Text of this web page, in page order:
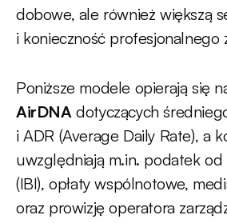
dobowe, ale również większą
i konieczność profesjonalnego
Poniższe modele opierają się
AirDNA dotyczących
i ADR (Average Daily Rate), a
uwzględniają m.in. podatek
(IBI), opłaty wspólnotowe,
oraz prowizję operatora